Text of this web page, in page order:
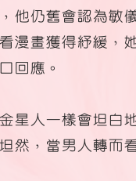
他仍舊會認為敏
漫畫獲得紓緩，
回應。
星人一樣會坦白
然，當男人轉而